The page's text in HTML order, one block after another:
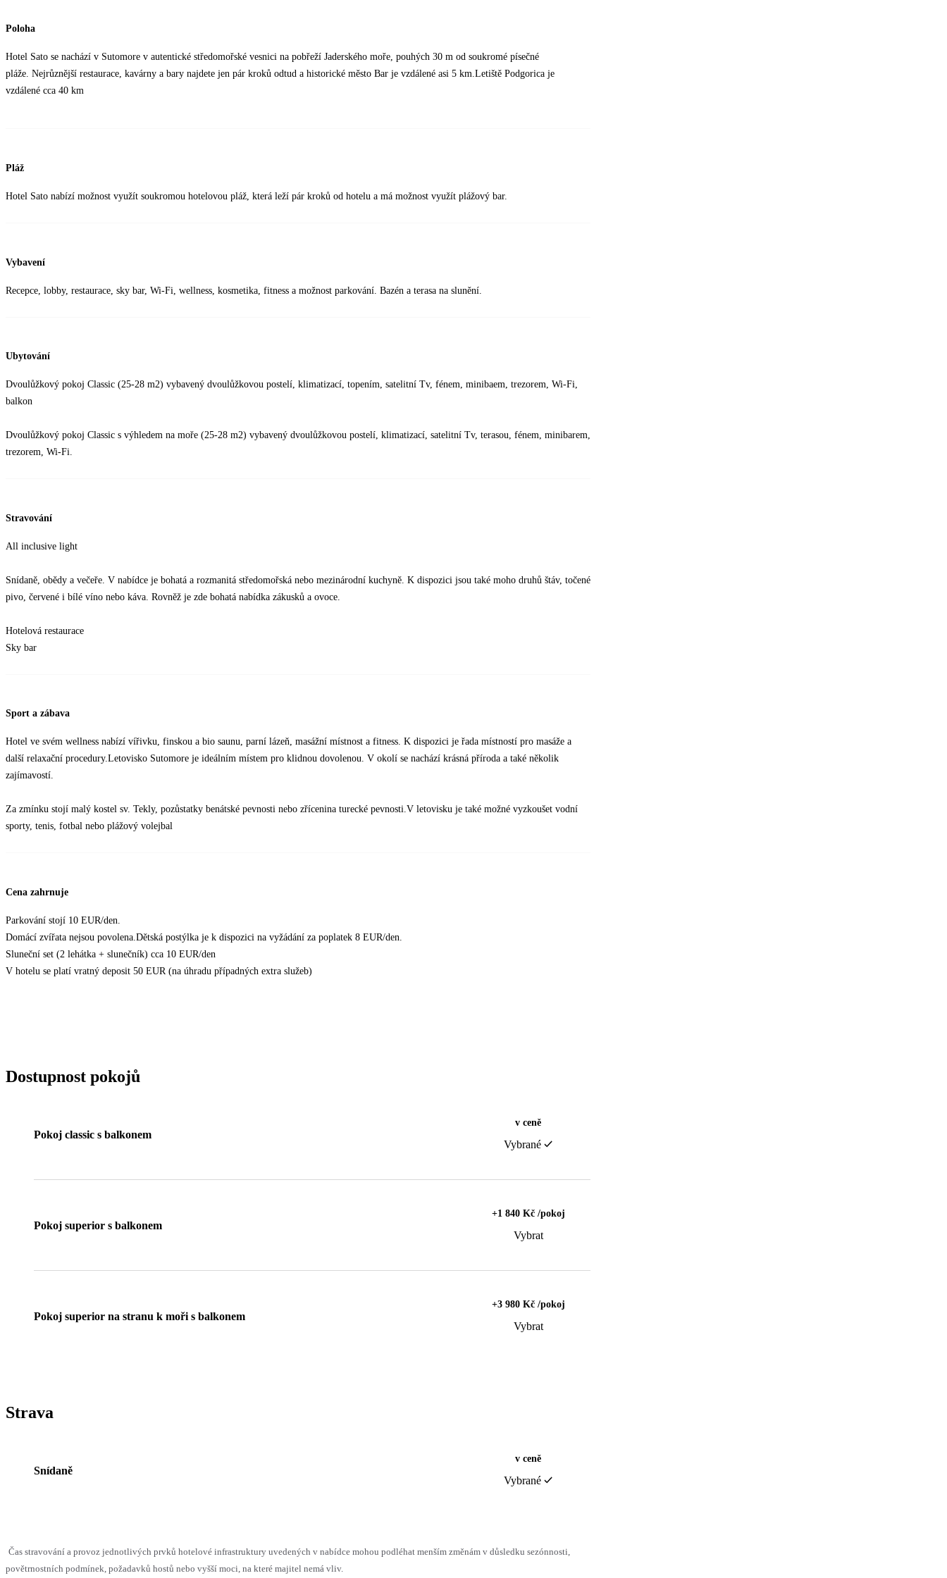
Poloha
Hotel Sato se nachází v Sutomore v autentické středomořské vesnici na pobřeží Jaderského moře, pouhých 30 m od soukromé písečné
pláže. Nejrůznější restaurace, kavárny a bary najdete jen pár kroků odtud a historické město Bar je vzdálené asi 5 km.Letiště Podgorica je
vzdálené cca 40 km
Pláž
Hotel Sato nabízí možnost využít soukromou hotelovou pláž, která leží pár kroků od hotelu a má možnost využít plážový bar.
Vybavení
Recepce, lobby, restaurace, sky bar, Wi-Fi, wellness, kosmetika, fitness a možnost parkování. Bazén a terasa na slunění.
Ubytování
Dvoulůžkový pokoj Classic (25-28 m2) vybavený dvoulůžkovou postelí, klimatizací, topením, satelitní Tv, fénem, minibaem, trezorem, Wi-Fi,
balkon
Dvoulůžkový pokoj Classic s výhledem na moře (25-28 m2) vybavený dvoulůžkovou postelí, klimatizací, satelitní Tv, terasou, fénem, minibarem,
trezorem, Wi-Fi.
Stravování
All inclusive light
Snídaně, obědy a večeře. V nabídce je bohatá a rozmanitá středomořská nebo mezinárodní kuchyně. K dispozici jsou také moho druhů štáv, točené
pivo, červené i bílé víno nebo káva. Rovněž je zde bohatá nabídka zákusků a ovoce.
Hotelová restaurace
Sky bar
Sport a zábava
Hotel ve svém wellness nabízí vířivku, finskou a bio saunu, parní lázeň, masážní místnost a fitness. K dispozici je řada místností pro masáže a
další relaxační procedury.Letovisko Sutomore je ideálním místem pro klidnou dovolenou. V okolí se nachází krásná příroda a také několik
zajímavostí.
Za zmínku stojí malý kostel sv. Tekly, pozůstatky benátské pevnosti nebo zřícenina turecké pevnosti.V letovisku je také možné vyzkoušet vodní
sporty, tenis, fotbal nebo plážový volejbal
Cena zahrnuje
Parkování stojí 10 EUR/den.
Domácí zvířata nejsou povolena.Dětská postýlka je k dispozici na vyžádání za poplatek 8 EUR/den.
Sluneční set (2 lehátka + slunečník) cca 10 EUR/den
V hotelu se platí vratný deposit 50 EUR (na úhradu případných extra služeb)
Dostupnost pokojů
Pokoj classic s balkonem
v ceně
Vybrané
Pokoj superior s balkonem
+1 840 Kč /pokoj
Vybrat
Pokoj superior na stranu k moři s balkonem
+3 980 Kč /pokoj
Vybrat
Strava
Snídaně
v ceně
Vybrané
Čas stravování a provoz jednotlivých prvků hotelové infrastruktury uvedených v nabídce mohou podléhat menším změnám v důsledku sezónnosti,
povětrnostních podmínek, požadavků hostů nebo vyšší moci, na které majitel nemá vliv.